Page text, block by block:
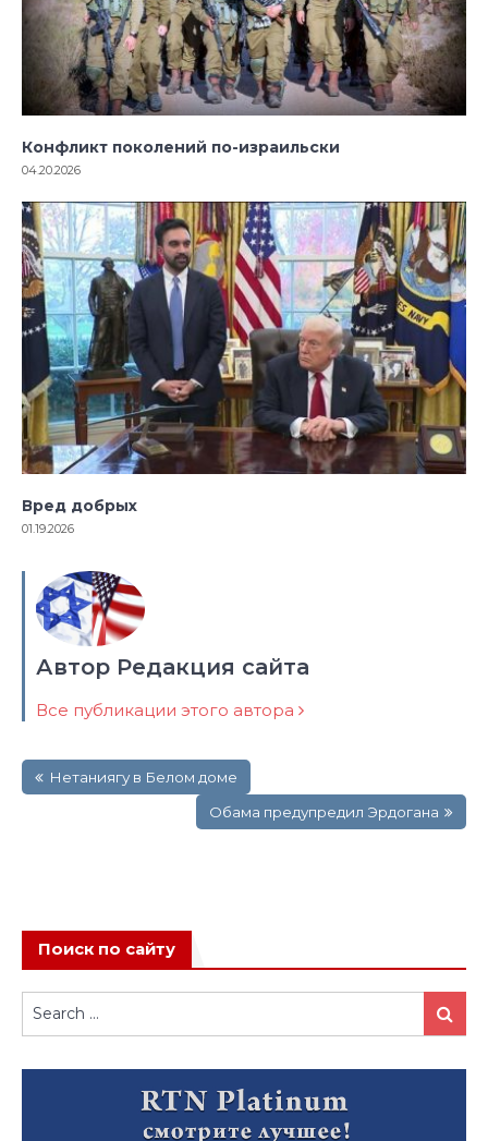
Конфликт поколений по-израильски
04.20.2026
Вред добрых
01.19.2026
Автор Редакция сайта
Все публикации этого автора
по Нетаниягу в Белом доме
Обама предупредил Эрдогана
Поиск по сайту
Search
for:
Search